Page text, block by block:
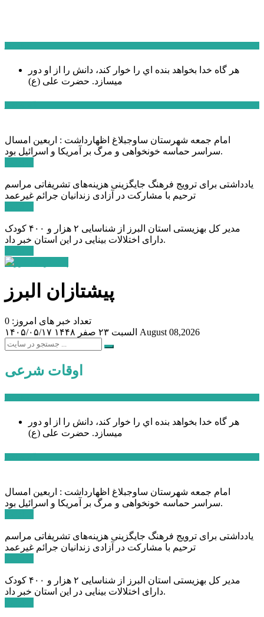
هر گاه خدا بخواهد بنده اي را خوار كند، دانش را از او دور
میسازد. حضرت علی (ع)
امام جمعه شهرستان ساوجبلاغ اظهارداشت : اربعین امسال
سراسر حماسه خونخواهی و مرگ بر آمریکا و اسرائیل بود.
یادداشتی برای ترویج فرهنگ جایگزینی هزینه‌های تشریفاتی مراسم
ترحیم با مشارکت در آزادی زندانیان جرائم غیرعمد
مدیر کل بهزیستی استان البرز از شناسایی ۲ هزار و ۴۰۰ کودک
دارای اختلالات بینایی در این استان خبر داد.
پیشتازان البرز
تعداد خبر های امروز: 0
۱۴۰۵/۰۵/۱۷
السبت ۲۳ صفر ۱۴۴۸ August 08,2026
اوقات شرعی
هر گاه خدا بخواهد بنده اي را خوار كند، دانش را از او دور
میسازد. حضرت علی (ع)
امام جمعه شهرستان ساوجبلاغ اظهارداشت : اربعین امسال
سراسر حماسه خونخواهی و مرگ بر آمریکا و اسرائیل بود.
یادداشتی برای ترویج فرهنگ جایگزینی هزینه‌های تشریفاتی مراسم
ترحیم با مشارکت در آزادی زندانیان جرائم غیرعمد
مدیر کل بهزیستی استان البرز از شناسایی ۲ هزار و ۴۰۰ کودک
دارای اختلالات بینایی در این استان خبر داد.